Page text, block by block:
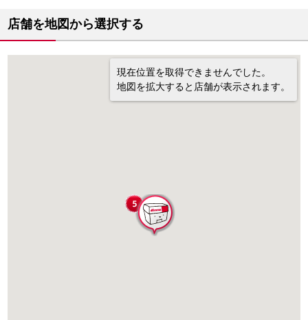
店舗を地図から選択する
現在位置を取得できませんでした。
地図を拡大すると店舗が表示されます。